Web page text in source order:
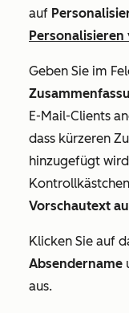
auf
Geben Sie im
E-Mail-Clients
dass kürzeren
hinzugefügt
Kontrollkästchen
Vorschautext
Klicken Sie auf
Absendername
aus.